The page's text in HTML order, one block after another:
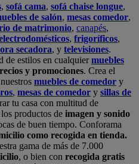
, sofá cama, sofá chaise longue,
de salón, mesas comedor,
de matrimonio, canapés,
, frigoríficos,
secadora, y televisiones.
de estilos en cualquiermuebles
y promociones. Crea el
muebles de comedor y
, mesas de comedor y sillas de
tu casa con multitud de
productos de imagen y sonido
de buen tiempo. Conforama
como recogida en tienda.
gama de más de 7.000
, o bien con recogida gratis